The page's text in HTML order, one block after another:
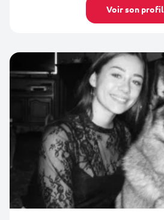
Voir son profil